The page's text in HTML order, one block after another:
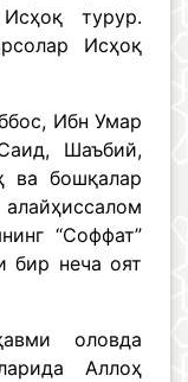
турур.
Исҳоқ
Ибн Умар
Шаъбий,
ва бошқалар
“Соффат”
бир неча оят
оловда
Аллоҳ